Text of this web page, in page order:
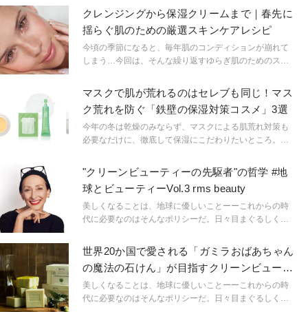
目してみたい。
クレンジングから保湿クリームまで｜春先に
揺らぐ肌のための厳選スキンケアレシピ
今頃の季節になると、毎年肌のコンディションが崩れて
しまう…今回は、そんな繰り返すゆらぎ肌のためのスキ
マスクで肌が荒れるのはセレブも同じ！マス
ク荒れを防ぐ「鉄壁の保湿対策コスメ」3選
今年の冬は乾燥のみならず、マスクによる肌荒れ対策も
必要なだけに、徹底して保湿にこだわりたいところ。だ
＆日中のマスク下の肌の保湿対策の“24時間鉄壁の保湿ケ
ア”だ。
"クリーンビューティーの先駆者"の哲学 #地
球とビューティーVol.3 rms beauty
美しくなることは、地球に優しいことーーこれからの時
代に必要なのはそんなポリシーだ。日々目まぐるしく変
れまでの価値観が大きく揺さぶられている現在。独自の
美を創造することにいち早く乗り出した先駆者たちに聞
く、ビューティービジネスと環境への取り組みとは。
世界20か国で愛される「ガミラおばあちゃん
の魔法の石けん」が目指すクリーンビューテ
ィ
美しくなることは、地球に優しいことーーこれからの時
代に必要なのはそんなポリシーだ。日々目まぐるしく変